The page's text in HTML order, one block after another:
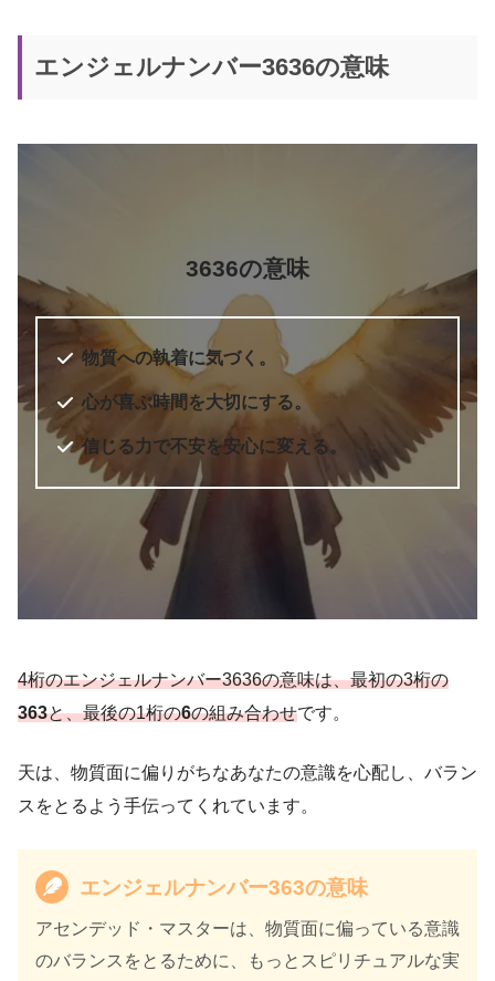
書籍名
奥野節子
出版社 ダイヤモンド社
出版年 2010年7月
書籍名
ー 数字に秘められた幸運のメッセ
ージ
出版社 ダイヤモンド社
6桁のエンジェルナンバー
エンジェルナンバー3636の意味
3636の意味
物質への執着に気づく。
心が喜ぶ時間を大切にする。
信じる力で不安を安心に変える。
4桁のエンジェルナンバー3636の意味は、最初の3桁の
363と、最後の1桁の6の組み合わせです。
天は、物質面に偏りがちなあなたの意識を心配し、バラン
スをとるよう手伝ってくれています。
エンジェルナンバー363の意味
アセンデッド・マスターは、物質面に偏っている意識
のバランスをとるために、もっとスピリチュアルな実